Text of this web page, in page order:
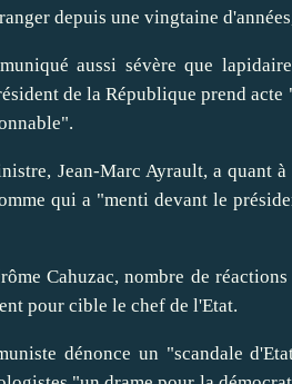
depuis une vingtaine
aussi sévère que
de la République prend
Jean-Marc Ayrault, a quant
qui a "menti devant le
Cahuzac, nombre de
pour cible le chef de l'Etat.
dénonce un "scandale